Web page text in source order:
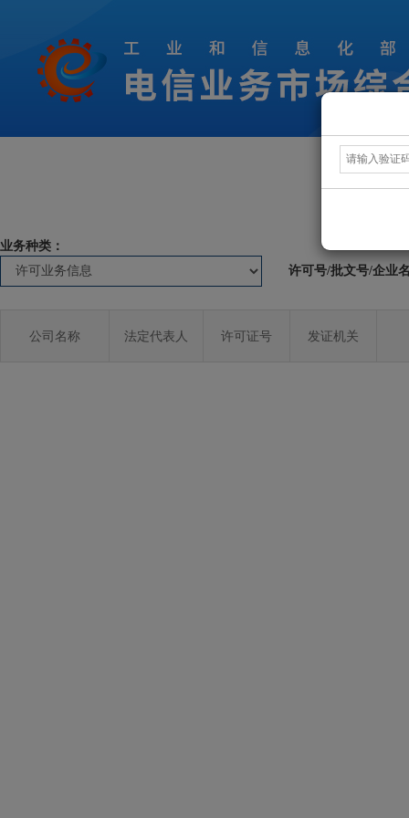
业务种类：
许可号/批文号/企业
公司名称 法定代表人 许可证号 发证机关